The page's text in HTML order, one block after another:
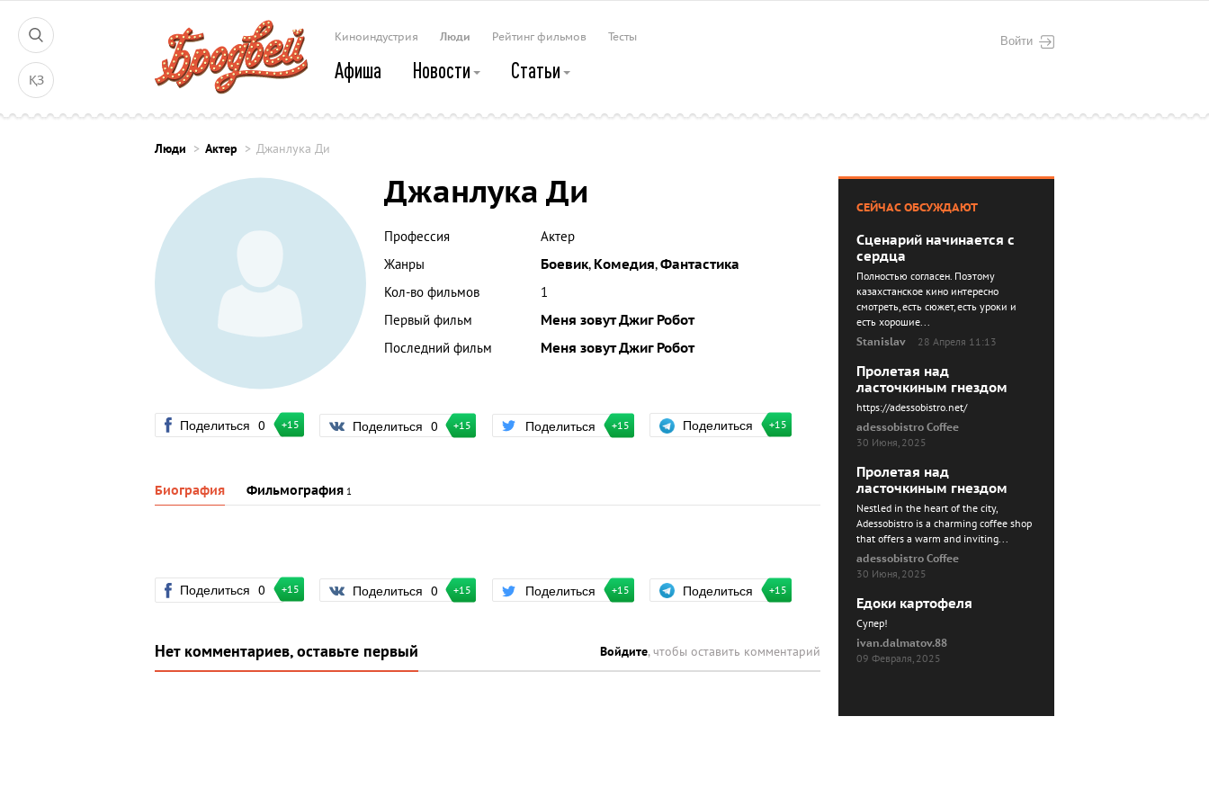
ҚЗ
Войти
Киноиндустрия Люди Рейтинг фильмов Тесты
Афиша Новости Статьи
Люди Актер Джанлука Ди
Джанлука Ди
Профессия
Актер
Жанры
Боевик, Комедия,Фантастика
Кол-во фильмов
1
Первый фильм
Меня зовут Джиг Робот
Последний фильм
Меня зовут Джиг Робот
Поделиться 0 +15 Поделиться 0 +15 Поделиться +15 Поделиться +15
Биография Фильмография 1
Поделиться 0 +15 Поделиться 0 +15 Поделиться +15 Поделиться +15
Нет комментариев, оставьте первый Войдите, чтобы оставить комментарий
СЕЙЧАС ОБСУЖДАЮТ
Сценарий начинается с
сердца
Полностью согласен. Поэтому
казахстанское кино интересно
смотреть, есть сюжет, есть уроки и
есть хорошие...
Stanislav
28 Апреля 11:13
Пролетая над
ласточкиным гнездом
https://adessobistro.net/
adessobistro Coffee
30 Июня, 2025
Пролетая над
ласточкиным гнездом
Nestled in the heart of the city,
Adessobistro is a charming coffee shop
that offers a warm and inviting...
adessobistro Coffee
30 Июня, 2025
Едоки картофеля
Cупер!
ivan.dalmatov.88
09 Февраля, 2025